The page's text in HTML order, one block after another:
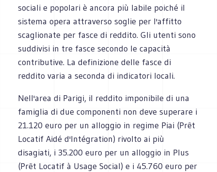
sociali e popolari è ancora più labile poiché il
sistema opera attraverso soglie per l'affitto
scaglionate per fasce di reddito. Gli utenti sono
suddivisi in tre fasce secondo le capacità
contributive. La definizione delle fasce di
reddito varia a seconda di indicatori locali.
Nell'area di Parigi, il reddito imponibile di una
famiglia di due componenti non deve superare i
21.120 euro per un alloggio in regime Piai (Prêt
Locatif Aidé d'Intégration) rivolto ai più
disagiati, i 35.200 euro per un alloggio in Plus
(Prêt Locatif à Usage Social) e i 45.760 euro per